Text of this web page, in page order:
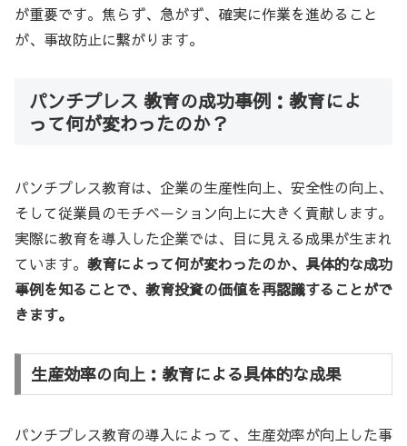
が重要です。焦らず、急がず、確実に作業を進めること
が、事故防止に繋がります。
パンチプレス 教育の成功事例：教育によ
って何が変わったのか？
パンチプレス教育は、企業の生産性向上、安全性の向上、
そして従業員のモチベーション向上に大きく貢献します。
実際に教育を導入した企業では、目に見える成果が生まれ
ています。 教育によって何が変わったのか、具体的な成功
事例を知ることで、教育投資の価値を再認識することがで
きます。
生産効率の向上：教育による具体的な成果
パンチプレス教育の導入によって、生産効率が向上した事